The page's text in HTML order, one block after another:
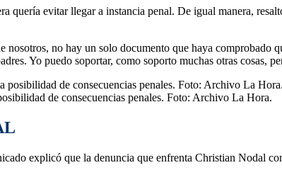
quería evitar llegar a instancia penal. De igual manera,
no hay un solo documento que haya comprobado
Yo puedo soportar, como soporto muchas otras cosas,
de consecuencias penales. Foto: Archivo La Hora.
explicó que la denuncia que enfrenta Christian Nodal